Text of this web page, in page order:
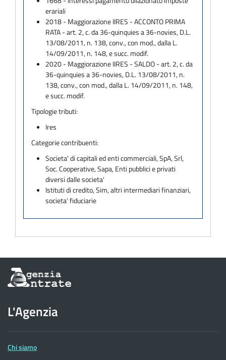
erariali
2018 - Maggiorazione IIRES - ACCONTO PRIMA
RATA - art. 2, c. da 36-quinquies a 36-novies, D.L.
13/08/2011, n. 138, conv., con mod., dalla L.
14/09/2011, n. 148, e succ. modif.
2020 - Maggiorazione IIRES - SALDO - art. 2, c. da
36-quinquies a 36-novies, D.L. 13/08/2011, n.
138, conv., con mod., dalla L. 14/09/2011, n. 148,
e succ. modif.
Tipologie tributi:
Ires
Categorie contribuenti:
Societa' di capitali ed enti commerciali, SpA, Srl,
Soc. Cooperative, Sapa, Enti pubblici e privati
diversi dalle societa'
Istituti di credito, Sim, altri intermediari finanziari,
societa' fiduciarie
Informazioni
sul
dell'Agenzia
delle
Entrate
L'Agenzia
Chi siamo